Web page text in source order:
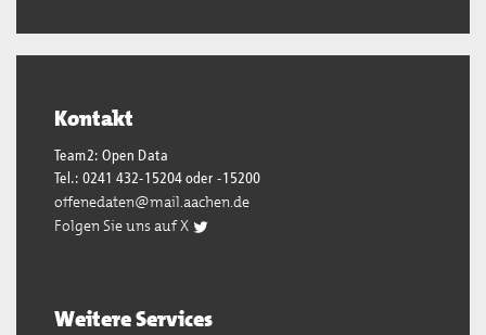
Kontakt
Team2: Open Data
Tel.: 0241 432-15204 oder -15200
offenedaten@mail.aachen.de
Folgen Sie uns auf X
Weitere Services